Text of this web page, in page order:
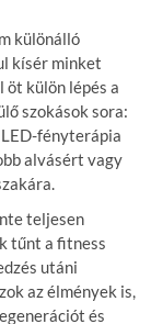
különálló
kísér minket
öt külön lépés a
szokások sora:
LED-fényterápia
alvásért vagy
teljesen
tűnt a fitness
utáni
az élmények is,
és